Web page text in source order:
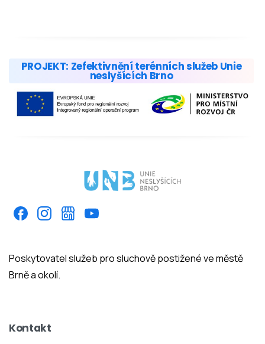
PROJEKT: Zefektivnění terénních služeb Unie
neslyšících Brno
Poskytovatel služeb pro sluchově postižené ve městě
Brně a okolí.
Kontakt